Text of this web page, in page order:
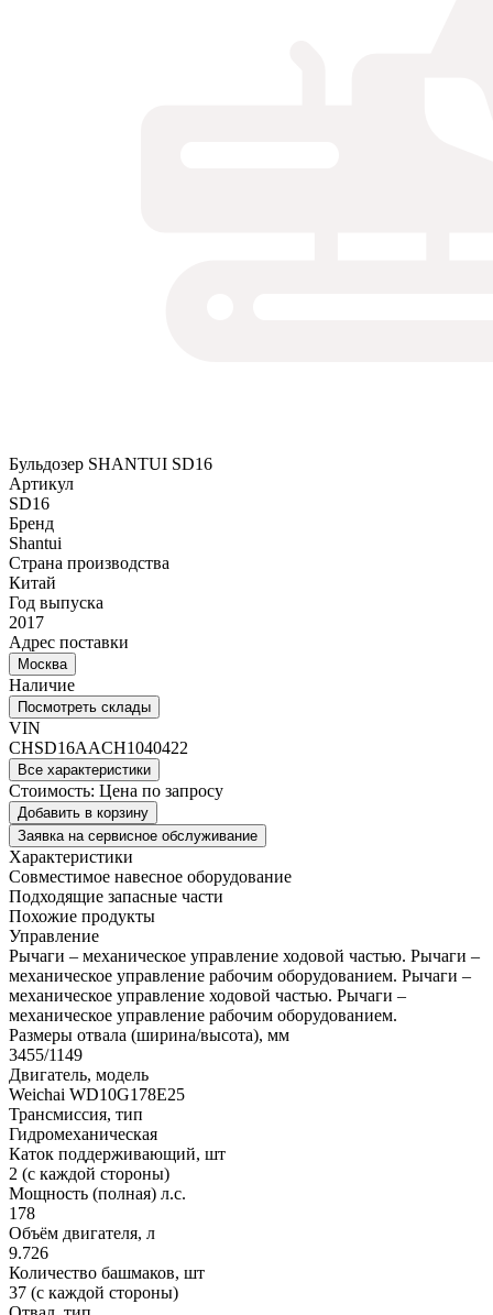
Бульдозер SHANTUI SD16
Артикул
SD16
Бренд
Shantui
Страна производства
Китай
Год выпуска
2017
Адрес поставки
Москва
Наличие
Посмотреть склады
VIN
CHSD16AACH1040422
Все характеристики
Стоимость: Цена по запросу
Добавить в корзину
Заявка на сервисное обслуживание
Характеристики
Совместимое навесное оборудование
Подходящие запасные части
Похожие продукты
Управление
Рычаги – механическое управление ходовой частью. Рычаги –
механическое управление рабочим оборудованием. Рычаги –
механическое управление ходовой частью. Рычаги –
механическое управление рабочим оборудованием.
Размеры отвала (ширина/высота), мм
3455/1149
Двигатель, модель
Weichai WD10G178E25
Трансмиссия, тип
Гидромеханическая
Каток поддерживающий, шт
2 (с каждой стороны)
Мощность (полная) л.с.
178
Объём двигателя, л
9.726
Количество башмаков, шт
37 (с каждой стороны)